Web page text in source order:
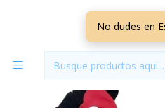
Vestuario 12/18
Body Minnie mas
No dudes en